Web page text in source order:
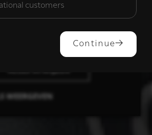
customers
Continue
ALLES ACCEPTEREN
WEERGEVEN